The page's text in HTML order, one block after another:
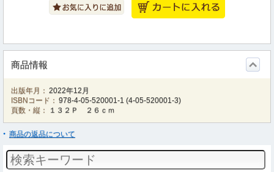
商品情報
出版年月： 2022年12月
ISBNコード： 978-4-05-520001-1 (4-05-520001-3)
頁数・縦：
１３２Ｐ ２６ｃｍ
商品の返品について